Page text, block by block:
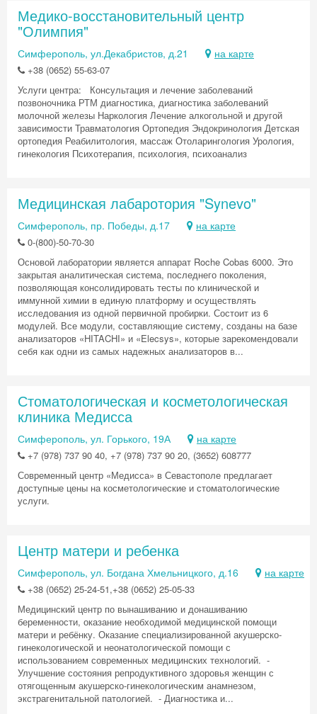
Медико-восстановительный центр
"Олимпия"
Симферополь, ул.Декабристов, д.21 на карте
+38 (0652) 55-63-07
Услуги центра: Консультация и лечение заболеваний
позвоночника РТМ диагностика, диагностика заболеваний
молочной железы Наркология Лечение алкогольной и другой
зависимости Травматология Ортопедия Эндокринология Детская
ортопедия Реабилитология, массаж Отоларингология Урология,
гинекология Психотерапия, психология, психоанализ
Медицинская лабаротория "Synevo"
Симферополь, пр. Победы, д.17 на карте
0-(800)-50-70-30
Основой лаборатории является аппарат Roche Cobas 6000. Это
закрытая аналитическая система, последнего поколения,
позволяющая консолидировать тесты по клинической и
иммунной химии в единую платформу и осуществлять
исследования из одной первичной пробирки. Состоит из 6
модулей. Все модули, составляющие систему, созданы на базе
анализаторов «HITACHI» и «Elecsys», которые зарекомендовали
себя как одни из самых надежных анализаторов в...
Стоматологическая и косметологическая
клиника Медисса
Симферополь, ул. Горького, 19А на карте
+7 (978) 737 90 40, +7 (978) 737 90 20, (3652) 608777
Современный центр «Медисса» в Севастополе предлагает
доступные цены на косметологические и стоматологические
услуги.
Центр матери и ребенка
Симферополь, ул. Богдана Хмельницкого, д.16 на карте
+38 (0652) 25-24-51,+38 (0652) 25-05-33
Медицинский центр по вынашиванию и донашиванию
беременности, оказание необходимой медицинской помощи
матери и ребёнку. Оказание специализированной акушерско-
гинекологической и неонатологической помощи с
использованием современных медицинских технологий. -
Улучшение состояния репродуктивного здоровья женщин с
отягощенным акушерско-гинекологическим анамнезом,
экстрагенитальной патологией. - Диагностика и...
Скидка −5%
Хочешь дешевле? Оставь почту и получи
промокод на первое бронирование!
Получить промокод